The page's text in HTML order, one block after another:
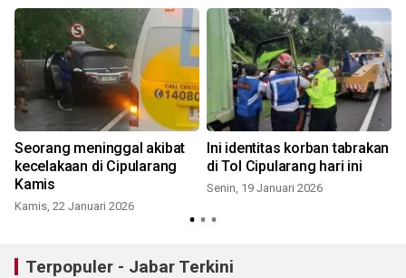
Seorang meninggal akibat
kecelakaan di Cipularang
Kamis
Kamis, 22 Januari 2026
Ini identitas korban tabrakan
di Tol Cipularang hari ini
Senin, 19 Januari 2026
Terpopuler - Jabar Terkini